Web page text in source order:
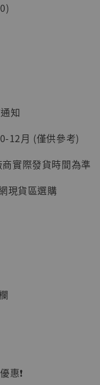
長 張麻子 [BK01]】
+
知
12月 (僅供參考)
實際發貨時間為準
現貨區選購
惠❗️